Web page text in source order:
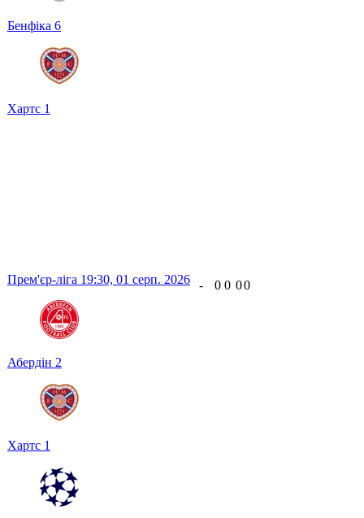
Бенфіка 6
Хартс 1
Прем'єр-ліга 19:30, 01 серп. 2026
Абердін 2
Хартс 1
- 0 0 00